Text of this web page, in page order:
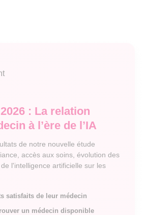
: La relation
à l’ère de l’IA
de notre nouvelle étude
accès aux soins, évolution des
l'intelligence artificielle sur les
satisfaits de leur médecin
un médecin disponible